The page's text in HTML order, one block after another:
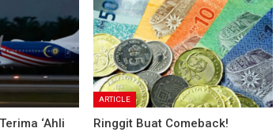
‘Ahli
ARTICLE
Ringgit Buat Comeback!